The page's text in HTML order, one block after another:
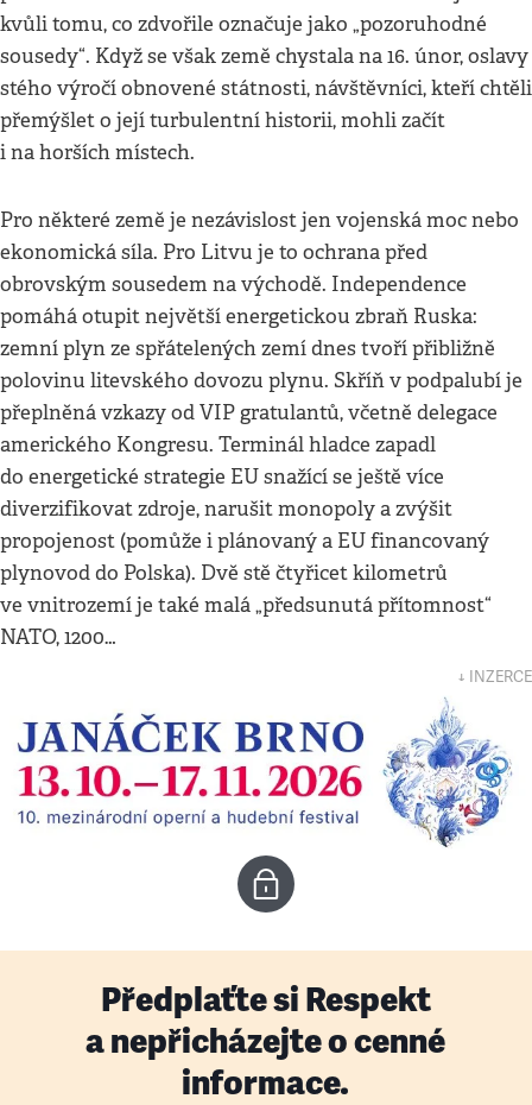
kvůli tomu, co zdvořile označuje jako „pozoruhodné
sousedy“. Když se však země chystala na 16. únor, oslavy
stého výročí obnovené státnosti, návštěvníci, kteří chtěli
přemýšlet o její turbulentní historii, mohli začít
i na horších místech.
Pro některé země je nezávislost jen vojenská moc nebo
ekonomická síla. Pro Litvu je to ochrana před
obrovským sousedem na východě. Independence
pomáhá otupit největší energetickou zbraň Ruska:
zemní plyn ze spřátelených zemí dnes tvoří přibližně
polovinu litevského dovozu plynu. Skříň v podpalubí je
přeplněná vzkazy od VIP gratulantů, včetně delegace
amerického Kongresu. Terminál hladce zapadl
do energetické strategie EU snažící se ještě více
diverzifikovat zdroje, narušit monopoly a zvýšit
propojenost (pomůže i plánovaný a EU financovaný
plynovod do Polska). Dvě stě čtyřicet kilometrů
ve vnitrozemí je také malá „předsunutá přítomnost“
NATO, 1200…
↓ INZERCE
Předplaťte si Respekt
a nepřicházejte o cenné
informace.